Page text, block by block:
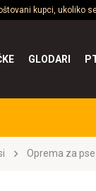
kupci, ukoliko
GLODARI
Oprema za pse